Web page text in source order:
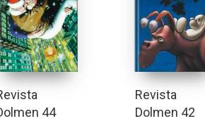
44
Revista
Dolmen 42